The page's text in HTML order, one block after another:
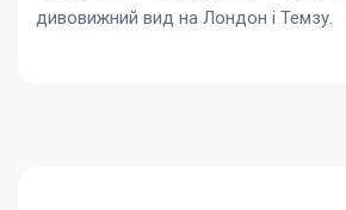
дивовижний вид на Лондон і Темзу.